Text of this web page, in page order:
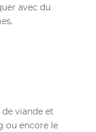
avec du
viande et
ou encore le